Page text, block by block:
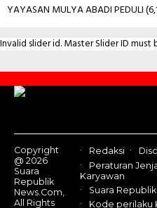
YAYASAN MULYA ABADI PEDULI
Invalid slider id. Master Slider ID must
Contact
Us
Copyright
@ 2026
Suara
Republik
News.Com,
All Rights
Redaksi
Peraturan
Karyawan
Suara
Kode perilaku